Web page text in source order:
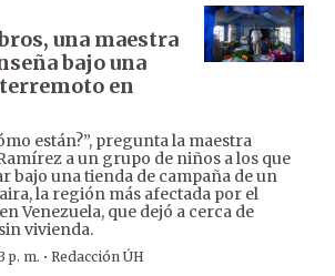
una maestra
bajo una
en
están?”, pregunta la maestra
a un grupo de niños a los que
bajo una tienda de campaña de un
la región más afectada por el
Venezuela, que dejó a cerca de
vivienda.
p. m. · Redacción ÚH